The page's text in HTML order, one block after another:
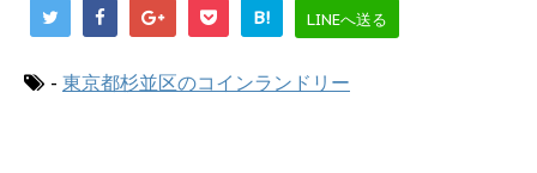
B! LINEへ送る
- 東京都杉並区のコインランドリー